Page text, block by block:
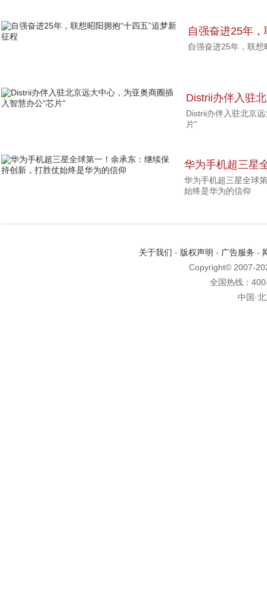
自强奋进25年，
征程
自强奋进25年，联想
Distrii办伴入驻
智慧办公“芯片”
Distrii办伴入驻北京
片”
华为手机超三星
创新，打胜仗始
华为手机超三星全球
始终是华为的信仰
关于我们 - 版权声明 - 广告服务 -
Copyright© 2007-
全国热线：
中国·